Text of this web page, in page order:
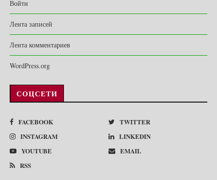
Войти
Лента записей
Лента комментариев
WordPress.org
СОЦСЕТИ
FACEBOOK
TWITTER
INSTAGRAM
LINKEDIN
YOUTUBE
EMAIL
RSS